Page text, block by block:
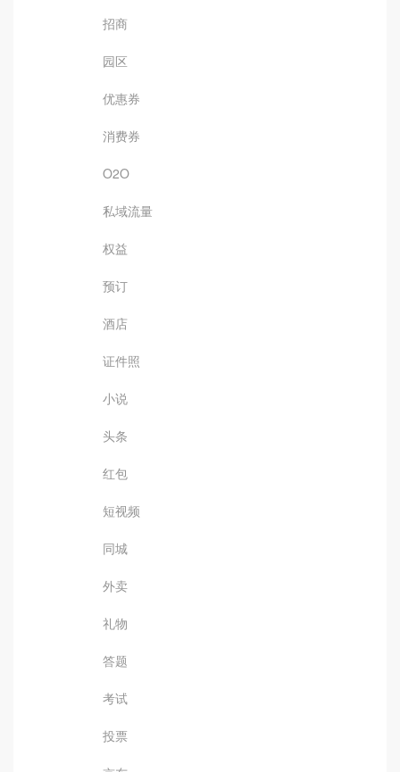
招商
园区
优惠券
消费券
O2O
私域流量
权益
预订
酒店
证件照
小说
头条
红包
短视频
同城
外卖
礼物
答题
考试
投票